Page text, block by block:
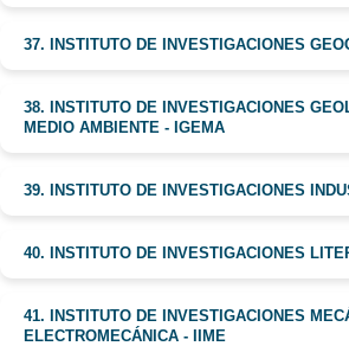
37. INSTITUTO DE INVESTIGACIONES
38. INSTITUTO DE INVESTIGACIONES
MEDIO AMBIENTE - IGEMA
39. INSTITUTO DE INVESTIGACIONES
40. INSTITUTO DE INVESTIGACIONES
41. INSTITUTO DE INVESTIGACIONES
ELECTROMECÁNICA - IIME